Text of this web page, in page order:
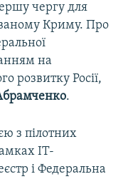
чергу для
Криму. Про
на
розвитку Росії,
.
з пілотних
IT-
і Федеральна